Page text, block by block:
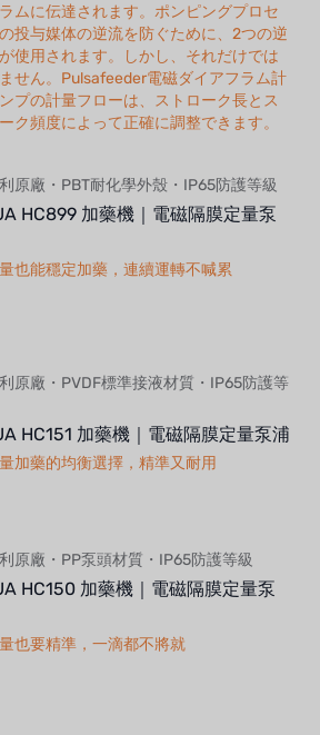
ムに伝達されます。ポンピングプロセ
投与媒体の逆流を防ぐために、2つの逆
使用されます。しかし、それだけでは
せん。Pulsafeeder電磁ダイアフラム計
プの計量フローは、ストローク長とス
ク頻度によって正確に調整できます。
原廠・PBT耐化學外殼・IP65防護等級
HC899 加藥機｜電磁隔膜定量泵
也能穩定加藥，連續運轉不喊累
原廠・PVDF標準接液材質・IP65防護等
HC151 加藥機｜電磁隔膜定量泵浦
加藥的均衡選擇，精準又耐用
原廠・PP泵頭材質・IP65防護等級
HC150 加藥機｜電磁隔膜定量泵
也要精準，一滴都不將就